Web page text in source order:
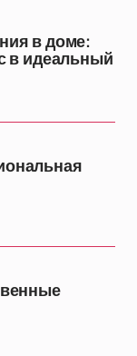
в доме:
в идеальный